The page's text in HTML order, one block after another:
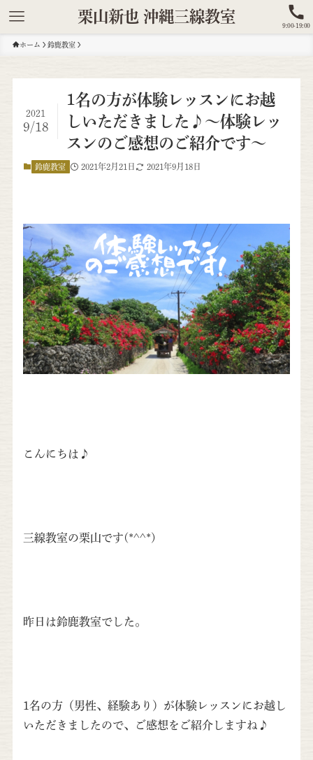
栗山新也 沖縄三線教室
9:00-19:00
ホーム 鈴鹿教室
1名の方が体験レッスンにお越
しいただきました♪～体験レッ
スンのご感想のご紹介です～
2021
9/18
鈴鹿教室 2021年2月21日 2021年9月18日
こんにちは♪
三線教室の栗山です(*^^*)
昨日は鈴鹿教室でした。
1名の方（男性、経験あり）が体験レッスンにお越し
いただきましたので、ご感想をご紹介しますね♪